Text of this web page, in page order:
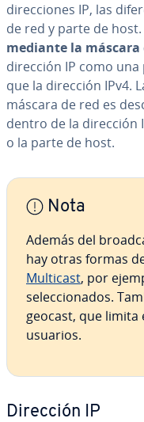
di­re­c­cio­nes IP, las
de red y parte de host.
mediante la máscara
dirección IP como
que la dirección IPv4.
máscara de red es
dentro de la dirección
o la parte de host.
Nota
Además del
hay otras formas
Multicast, por
se­le­c­cio­na­dos.
geocast, que limita
usuarios.
Dirección IP